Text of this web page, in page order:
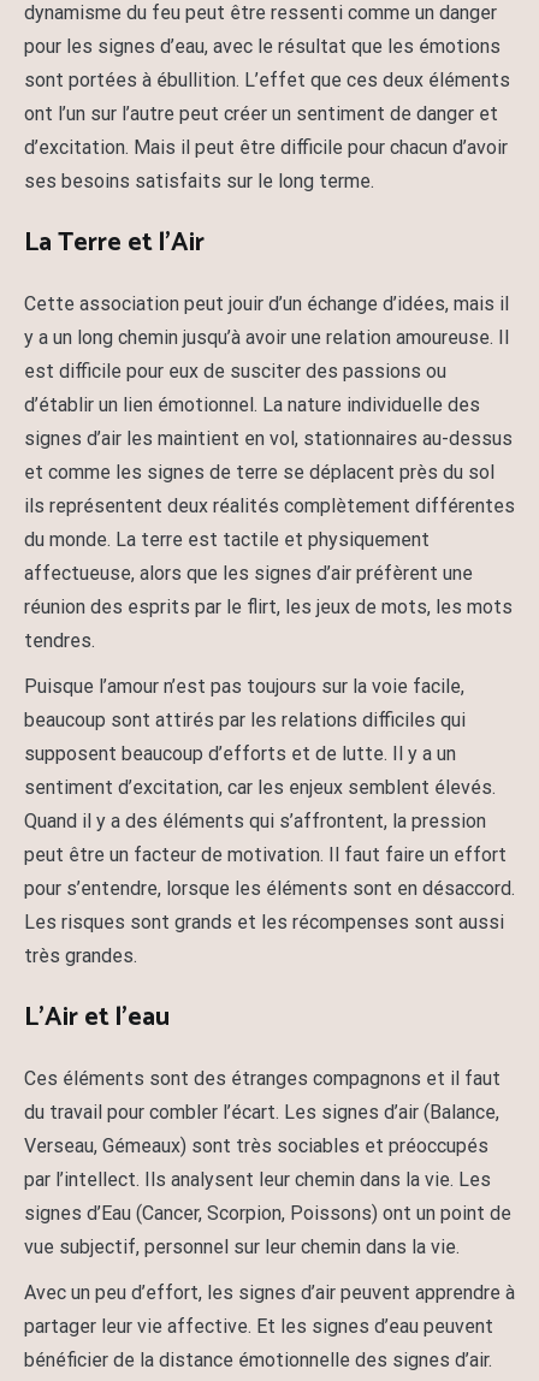
dynamisme du feu peut être ressenti comme un danger
pour les signes d’eau, avec le résultat que les émotions
sont portées à ébullition. L’effet que ces deux éléments
ont l’un sur l’autre peut créer un sentiment de danger et
d’excitation. Mais il peut être difficile pour chacun d’avoir
ses besoins satisfaits sur le long terme.
La Terre et l’Air
Cette association peut jouir d’un échange d’idées, mais il
y a un long chemin jusqu’à avoir une relation amoureuse. Il
est difficile pour eux de susciter des passions ou
d’établir un lien émotionnel. La nature individuelle des
signes d’air les maintient en vol, stationnaires au-dessus
et comme les signes de terre se déplacent près du sol
ils représentent deux réalités complètement différentes
du monde. La terre est tactile et physiquement
affectueuse, alors que les signes d’air préfèrent une
réunion des esprits par le flirt, les jeux de mots, les mots
tendres.
Puisque l’amour n’est pas toujours sur la voie facile,
beaucoup sont attirés par les relations difficiles qui
supposent beaucoup d’efforts et de lutte. Il y a un
sentiment d’excitation, car les enjeux semblent élevés.
Quand il y a des éléments qui s’affrontent, la pression
peut être un facteur de motivation. Il faut faire un effort
pour s’entendre, lorsque les éléments sont en désaccord.
Les risques sont grands et les récompenses sont aussi
très grandes.
L’Air et l’eau
Ces éléments sont des étranges compagnons et il faut
du travail pour combler l’écart. Les signes d’air (Balance,
Verseau, Gémeaux) sont très sociables et préoccupés
par l’intellect. Ils analysent leur chemin dans la vie. Les
signes d’Eau (Cancer, Scorpion, Poissons) ont un point de
vue subjectif, personnel sur leur chemin dans la vie.
Avec un peu d’effort, les signes d’air peuvent apprendre à
partager leur vie affective. Et les signes d’eau peuvent
bénéficier de la distance émotionnelle des signes d’air.